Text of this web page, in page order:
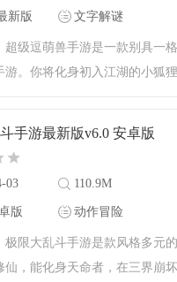
新版 文字解谜
超级逗萌兽手游是一款别具一
游。你将化身初入江湖的小狐
籍、解锁动物英雄，还有无尽
手游最新版v6.0 安卓版
03 110.9M
版 动作冒险
极限大乱斗手游是款风格多元
仙，能化身天命者，在三界崩